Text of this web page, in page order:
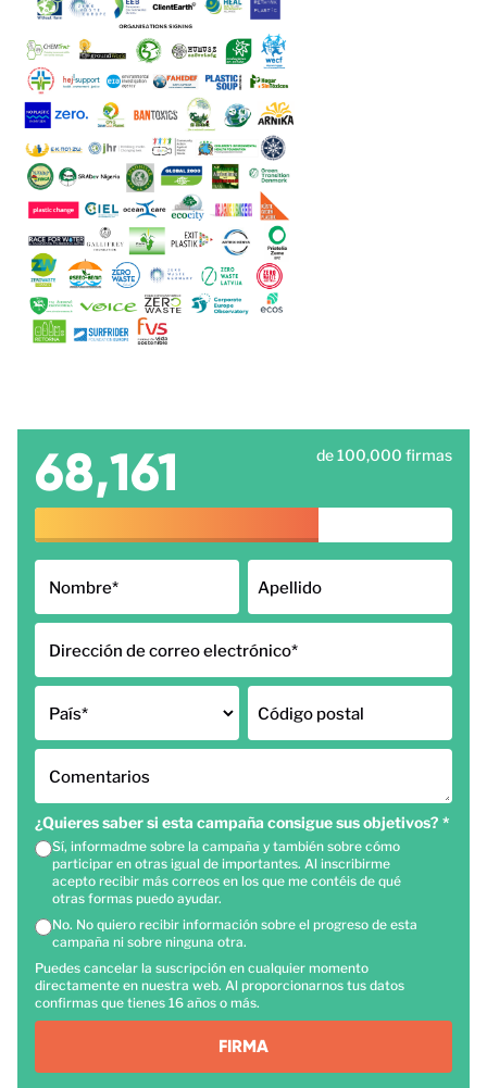
68,161 de 100,000 firmas
Nombre* Apellido
Dirección de correo electrónico*
País* Código postal
Comentarios
¿Quieres saber si esta campaña consigue sus objetivos? *
Sí, informadme sobre la campaña y también sobre cómo
participar en otras igual de importantes. Al inscribirme
acepto recibir más correos en los que me contéis de qué
otras formas puedo ayudar.
No. No quiero recibir información sobre el progreso de esta
campaña ni sobre ninguna otra.
Puedes cancelar la suscripción en cualquier momento
directamente en nuestra web. Al proporcionarnos tus datos
confirmas que tienes 16 años o más.
FIRMA